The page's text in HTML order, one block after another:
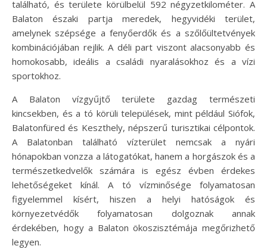
található, és területe körülbelül 592 négyzetkilométer. A
Balaton északi partja meredek, hegyvidéki terület,
amelynek szépsége a fenyőerdők és a szőlőültetvények
kombinációjában rejlik. A déli part viszont alacsonyabb és
homokosabb, ideális a családi nyaralásokhoz és a vízi
sportokhoz.
A Balaton vízgyűjtő területe gazdag természeti
kincsekben, és a tó körüli települések, mint például Siófok,
Balatonfüred és Keszthely, népszerű turisztikai célpontok.
A Balatonban található vízterület nemcsak a nyári
hónapokban vonzza a látogatókat, hanem a horgászok és a
természetkedvelők számára is egész évben érdekes
lehetőségeket kínál. A tó vízminősége folyamatosan
figyelemmel kísért, hiszen a helyi hatóságok és
környezetvédők folyamatosan dolgoznak annak
érdekében, hogy a Balaton ökoszisztémája megőrizhető
legyen.